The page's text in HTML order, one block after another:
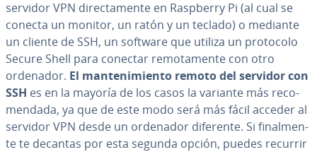
servidor VPN di­re­c­ta­me­n­te en Raspberry Pi (al cual se
conecta un monitor, un ratón y un teclado) o mediante
un cliente de SSH, un software que utiliza un protocolo
Secure Shell para conectar re­mo­ta­me­n­te con otro
ordenador. El ma­n­te­ni­mie­n­to remoto del servidor con
SSH es en la mayoría de los casos la variante más re­co­
me­n­da­da, ya que de este modo será más fácil acceder al
servidor VPN desde un ordenador diferente. Si fi­na­l­me­n­
te te decantas por esta segunda opción, puedes recurrir